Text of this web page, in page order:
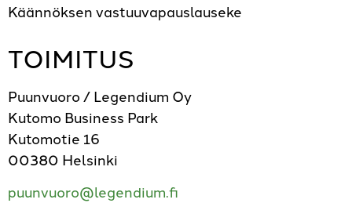
Käännöksen vastuuvapauslauseke
TOIMITUS
Puunvuoro / Legendium Oy
Kutomo Business Park
Kutomotie 16
00380 Helsinki
puunvuoro@legendium.fi